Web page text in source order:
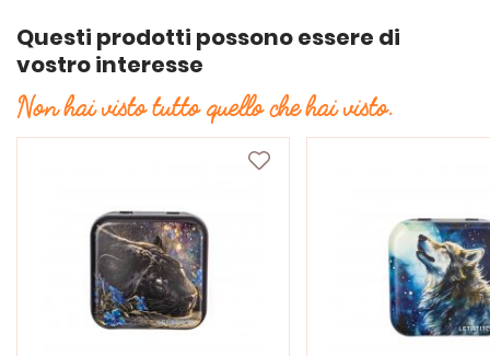
Questi prodotti possono essere di
vostro interesse
Non hai visto tutto quello che hai visto.